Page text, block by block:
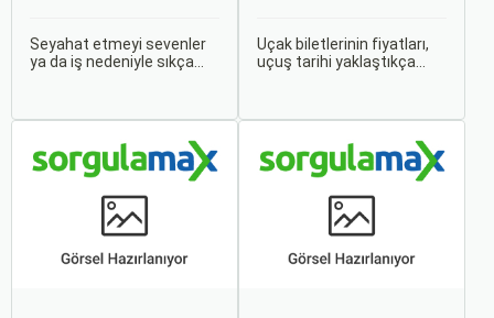
Detaylar
Seyahat etmeyi sevenler
ya da iş nedeniyle sıkça
uygun fiyatlarla nasıl
alabilirsiniz? Aslında doğru
yöntemlerle uçak bileti
almanın birçok püf noktası
Uçak biletlerinin fiyatları,
uçuş tarihi yaklaştıkça
yollarından biridir.